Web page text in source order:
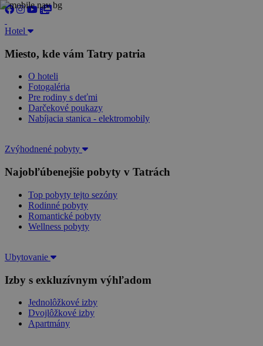
Hotel
Miesto, kde vám Tatry patria
O hoteli
Fotogaléria
Pre rodiny s deťmi
Darčekové poukazy
Nabíjacia stanica - elektromobily
Zvýhodnené pobyty
Najobľúbenejšie pobyty v Tatrách
Top pobyty tejto sezóny
Rodinné pobyty
Romantické pobyty
Wellness pobyty
Ubytovanie
Izby s exkluzívnym výhľadom
Jednolôžkové izby
Dvojlôžkové izby
Apartmány